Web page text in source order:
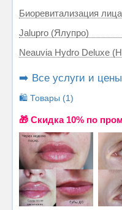
Биоревитализация лица
Jalupro (Ялупро)
Neauvia Hydro Deluxe
➡️ Все услуги и
🛍️ Товары (1)
🎁 Cкидка 10% по